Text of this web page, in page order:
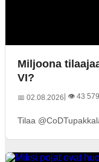
Miljoona
VI?
📅 02.08.2026 | 👁️ 43 579
Tilaa